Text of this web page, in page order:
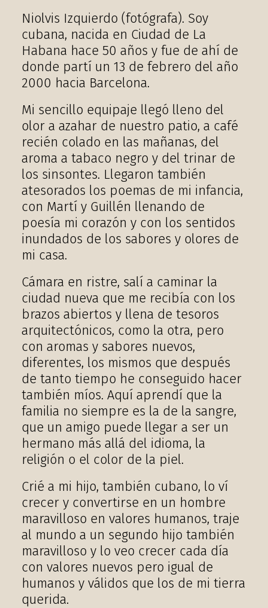
Niolvis Izquierdo (fotógrafa). Soy
cubana, nacida en Ciudad de La
Habana hace 50 años y fue de ahí de
donde partí un 13 de febrero del año
2000 hacia Barcelona.
Mi sencillo equipaje llegó lleno del
olor a azahar de nuestro patio, a café
recién colado en las mañanas, del
aroma a tabaco negro y del trinar de
los sinsontes. Llegaron también
atesorados los poemas de mi infancia,
con Martí y Guillén llenando de
poesía mi corazón y con los sentidos
inundados de los sabores y olores de
mi casa.
Cámara en ristre, salí a caminar la
ciudad nueva que me recibía con los
brazos abiertos y llena de tesoros
arquitectónicos, como la otra, pero
con aromas y sabores nuevos,
diferentes, los mismos que después
de tanto tiempo he conseguido hacer
también míos. Aquí aprendí que la
familia no siempre es la de la sangre,
que un amigo puede llegar a ser un
hermano más allá del idioma, la
religión o el color de la piel.
Crié a mi hijo, también cubano, lo ví
crecer y convertirse en un hombre
maravilloso en valores humanos, traje
al mundo a un segundo hijo también
maravilloso y lo veo crecer cada día
con valores nuevos pero igual de
humanos y válidos que los de mi tierra
querida.